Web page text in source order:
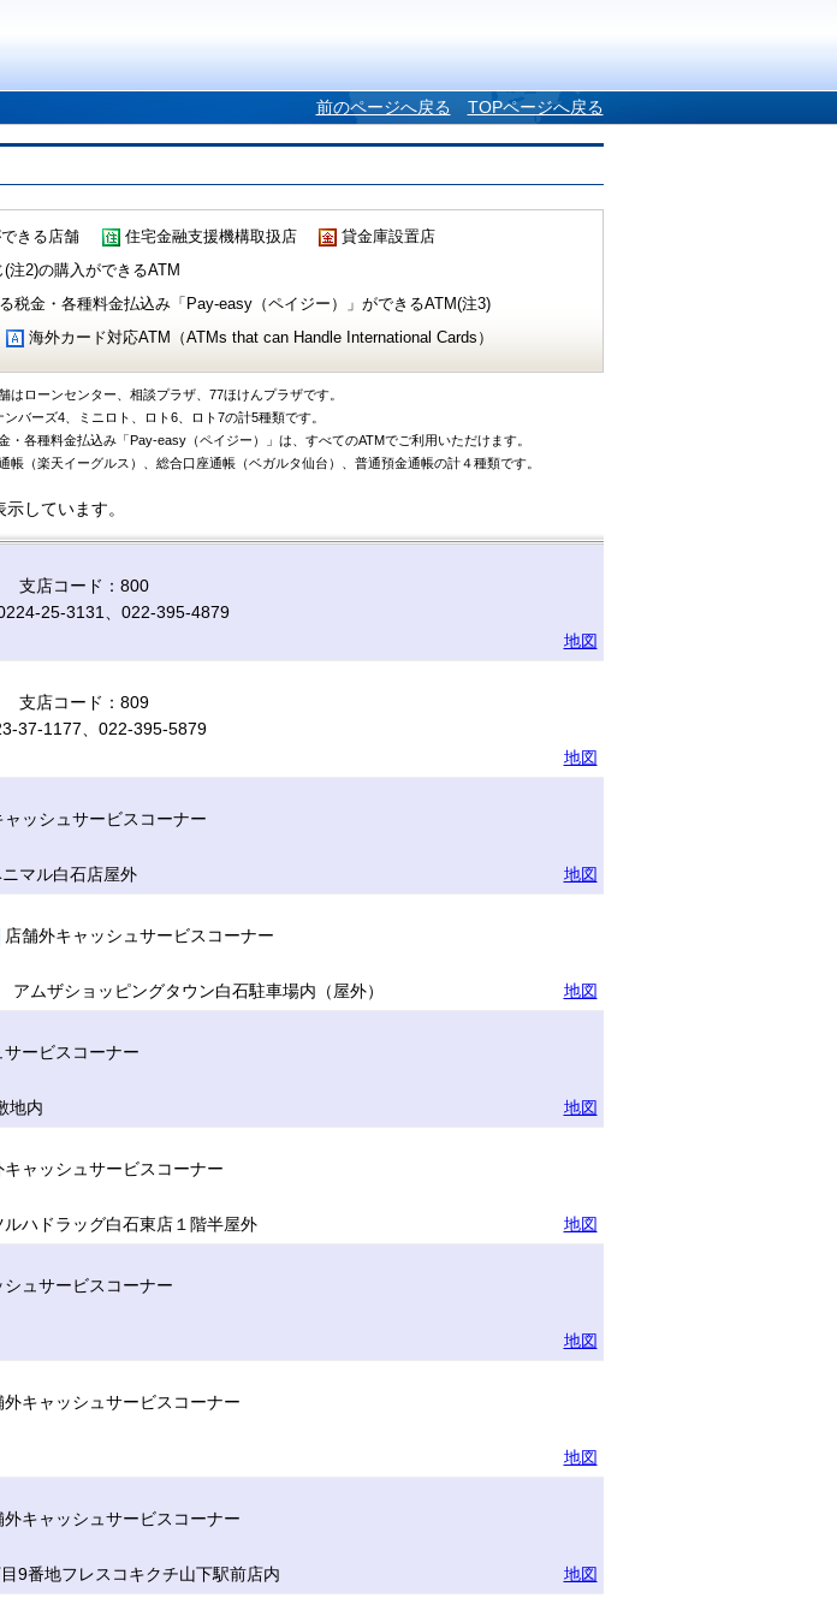
前のページへ戻る TOPページへ戻る
きる店舗 住宅金融支援機構取扱店
貸金庫設置店
(注2)の購入ができるATM
税金・各種料金払込み「Pay-easy（ペイジー）」ができるATM(注3)
海外カード対応ATM（ATMs that can Handle International Cards）
はローンセンター、相談プラザ、77ほけんプラザです。
バーズ4、ミニロト、ロト6、ロト7の計5種類です。
・各種料金払込み「Pay-easy（ペイジー）」は、すべてのATMでご利用いただけます。
帳（楽天イーグルス）、総合口座通帳（ベガルタ仙台）、普通預金通帳の計４種類です。
しています。
支店コード：800
25-3131、022-395-4879
地図
支店コード：809
37-1177、022-395-5879
地図
ャッシュサービスコーナー
マル白石店屋外
地図
店舗外キャッシュサービスコーナー
ムザショッピングタウン白石駐車場内（屋外）
地図
ービスコーナー
地内
地図
キャッシュサービスコーナー
ハドラッグ白石東店１階半屋外
地図
シュサービスコーナー
地図
外キャッシュサービスコーナー
地図
外キャッシュサービスコーナー
9番地フレスコキクチ山下駅前店内
地図